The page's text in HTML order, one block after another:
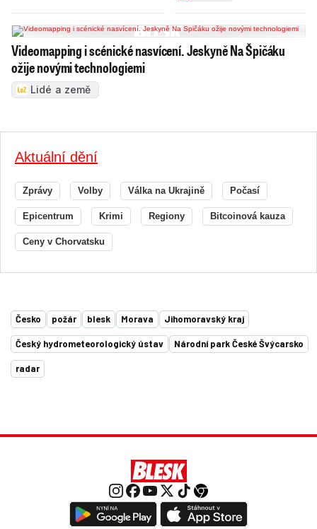
Videomapping i scénické nasvícení. Jeskyně Na Špičáku
ožije novými technologiemi
Lidé a země
Aktuální dění
Zprávy Volby Válka na Ukrajině Počasí
Epicentrum Krimi Regiony Bitcoinová kauza
Ceny v Chorvatsku
Česko požár blesk Morava Jihomoravský kraj
Český hydrometeorologický ústav Národní park České Švýcarsko
radar